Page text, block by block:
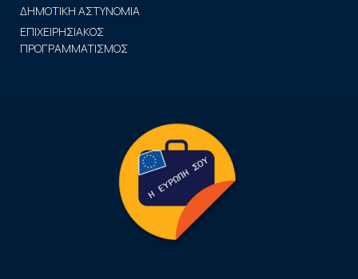
ΔΗΜΟΤΙΚΗ ΑΣΤΥΝΟΜΙΑ
ΕΠΙΧΕΙΡΗΣΙΑΚΟΣ
ΠΡΟΓΡΑΜΜΑΤΙΣΜΟΣ